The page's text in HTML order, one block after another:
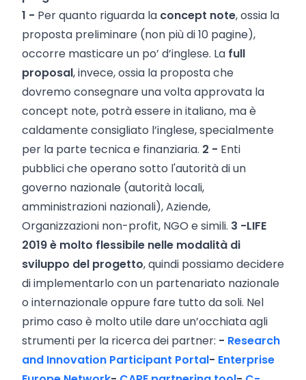
1 - Per quanto riguarda la concept note, ossia la
proposta preliminare (non più di 10 pagine),
occorre masticare un po’ d’inglese. La full
proposal, invece, ossia la proposta che
dovremo consegnare una volta approvata la
concept note, potrà essere in italiano, ma è
caldamente consigliato l’inglese, specialmente
per la parte tecnica e finanziaria. 2 - Enti
pubblici che operano sotto l'autorità di un
governo nazionale (autorità locali,
amministrazioni nazionali), Aziende,
Organizzazioni non-profit, NGO e simili. 3 -LIFE
2019 è molto flessibile nelle modalità di
sviluppo del progetto, quindi possiamo decidere
di implementarlo con un partenariato nazionale
o internazionale oppure fare tutto da soli. Nel
primo caso è molto utile dare un’occhiata agli
strumenti per la ricerca dei partner: - Research
and Innovation Participant Portal- Enterprise